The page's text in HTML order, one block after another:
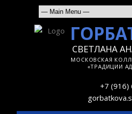
СВЕТЛАНА
МОСКОВСКАЯ
«ТРАДИЦИИ
+7 (916)